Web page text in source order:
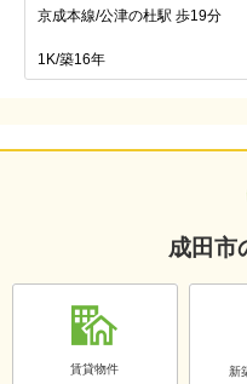
京成本線/公津の杜駅 歩19分
1K/築16年
成田市
賃貸物件 新